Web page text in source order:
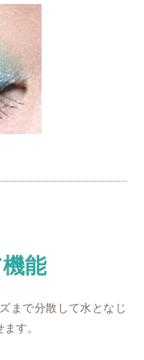
能
まで分散して水となじ
す。